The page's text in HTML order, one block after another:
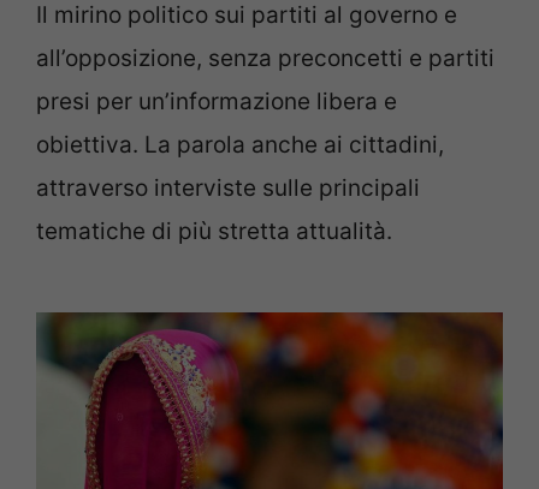
Il mirino politico sui partiti al governo e
all’opposizione, senza preconcetti e partiti
presi per un’informazione libera e
obiettiva. La parola anche ai cittadini,
attraverso interviste sulle principali
tematiche di più stretta attualità.